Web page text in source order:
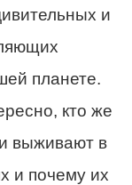
и
планете.
кто же
выживают в
и почему их